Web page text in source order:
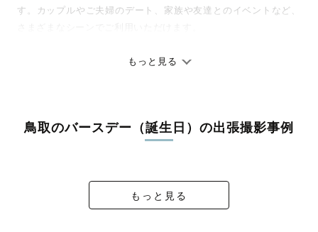
す。カップルやご夫婦のデート、家族や友達とのイベントなど、
ありのままの空気感を大切に、何十年経っても見返したくなるよ
料金は全国どこでも一律。わかりやすく安心の価格設定です。オ
リジナルの研修と厳正な審査に合格し、撮影技術やホスピタリテ
もっと見る
鳥取のバースデー（誕生日）の出張撮影事例
もっと見る